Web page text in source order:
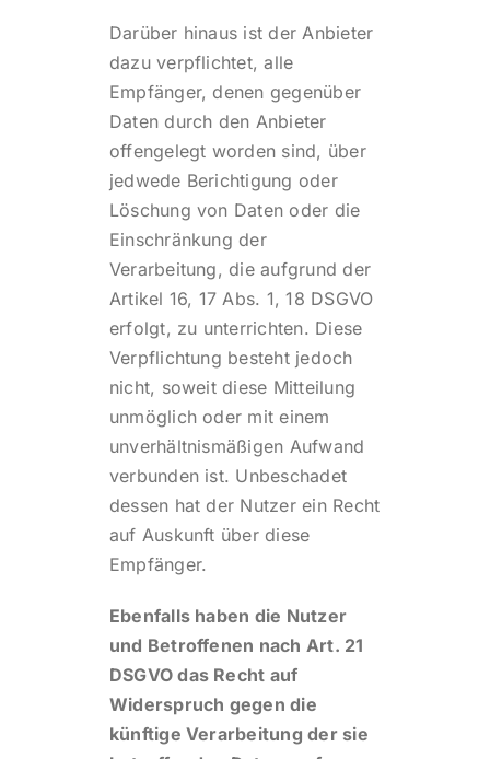
Darüber hinaus ist der Anbieter
dazu verpflichtet, alle
Empfänger, denen gegenüber
Daten durch den Anbieter
offengelegt worden sind, über
jedwede Berichtigung oder
Löschung von Daten oder die
Einschränkung der
Verarbeitung, die aufgrund der
Artikel 16, 17 Abs. 1, 18 DSGVO
erfolgt, zu unterrichten. Diese
Verpflichtung besteht jedoch
nicht, soweit diese Mitteilung
unmöglich oder mit einem
unverhältnismäßigen Aufwand
verbunden ist. Unbeschadet
dessen hat der Nutzer ein Recht
auf Auskunft über diese
Empfänger.
Ebenfalls haben die Nutzer
und Betroffenen nach Art. 21
DSGVO das Recht auf
Widerspruch gegen die
künftige Verarbeitung der sie